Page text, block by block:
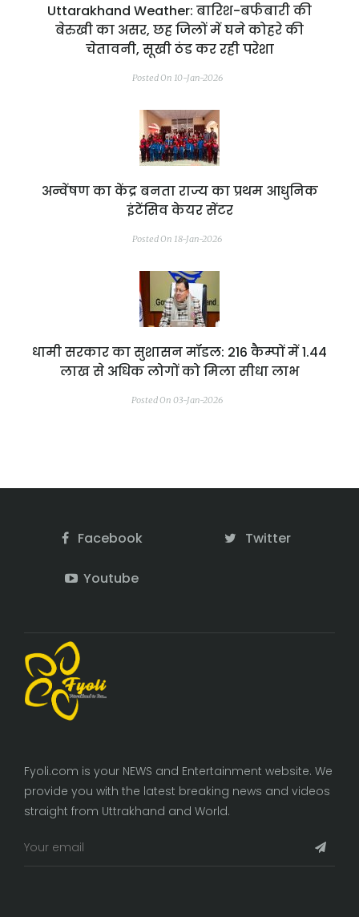
Uttarakhand Weather: बारिश-बर्फबारी की
बेरुखी का असर, छह जिलों में घने कोहरे की
चेतावनी, सूखी ठंड कर रही परेशा
Posted On 10-Jan-2026
अन्वेंषण का केंद्र बनता राज्य का प्रथम आधुनिक
इंटेंसिव केयर सेंटर
Posted On 18-Jan-2026
धामी सरकार का सुशासन मॉडल: 216 कैम्पों में 1.44
लाख से अधिक लोगों को मिला सीधा लाभ
Posted On 03-Jan-2026
Facebook Twitter
Youtube
Fyoli.com is your NEWS and Entertainment website. We
provide you with the latest breaking news and videos
straight from Uttrakhand and World.